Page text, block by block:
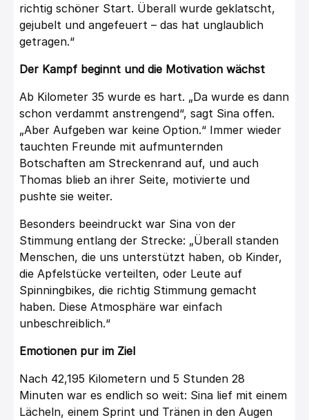
richtig schöner Start. Überall wurde geklatscht,
gejubelt und angefeuert – das hat unglaublich
getragen.“
Der Kampf beginnt und die Motivation wächst
Ab Kilometer 35 wurde es hart. „Da wurde es dann
schon verdammt anstrengend“, sagt Sina offen.
„Aber Aufgeben war keine Option.“ Immer wieder
tauchten Freunde mit aufmunternden
Botschaften am Streckenrand auf, und auch
Thomas blieb an ihrer Seite, motivierte und
pushte sie weiter.
Besonders beeindruckt war Sina von der
Stimmung entlang der Strecke: „Überall standen
Menschen, die uns unterstützt haben, ob Kinder,
die Apfelstücke verteilten, oder Leute auf
Spinningbikes, die richtig Stimmung gemacht
haben. Diese Atmosphäre war einfach
unbeschreiblich.“
Emotionen pur im Ziel
Nach 42,195 Kilometern und 5 Stunden 28
Minuten war es endlich so weit: Sina lief mit einem
Lächeln, einem Sprint und Tränen in den Augen